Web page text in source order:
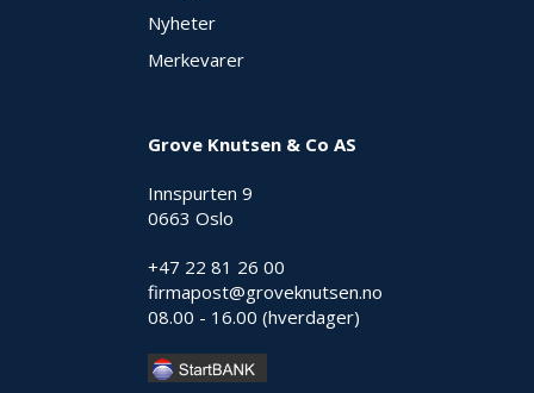
Nyheter
Merkevarer
Grove Knutsen & Co AS
Innspurten 9
0663 Oslo
+47 22 81 26 00
firmapost@groveknutsen.no
08.00 - 16.00 (hverdager)